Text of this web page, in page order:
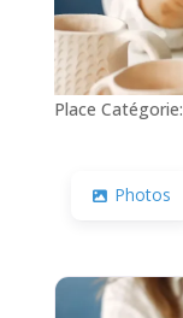
Place Catégorie:
Photos